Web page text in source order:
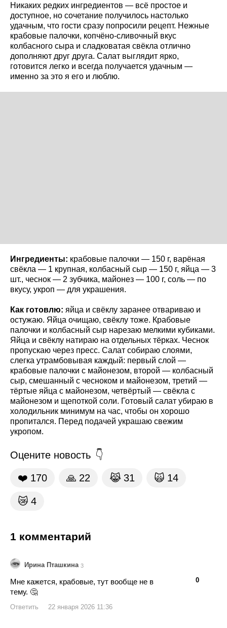
Никаких редких ингредиентов — всё простое и
доступное, но сочетание получилось настолько
удачным, что гости сразу попросили рецепт. Нежные
крабовые палочки, копчёно-сливочный вкус
колбасного сыра и сладковатая свёкла отлично
дополняют друг друга. Салат выглядит ярко,
готовится легко и всегда получается удачным —
именно за это я его и люблю.
Ингредиенты: крабовые палочки — 150 г, варёная
свёкла — 1 крупная, колбасный сыр — 150 г, яйца — 3
шт., чеснок — 2 зубчика, майонез — 100 г, соль — по
вкусу, укроп — для украшения.
Как готовлю: яйца и свёклу заранее отвариваю и
остужаю. Яйца очищаю, свёклу тоже. Крабовые
палочки и колбасный сыр нарезаю мелкими кубиками.
Яйца и свёклу натираю на отдельных тёрках. Чеснок
пропускаю через пресс. Салат собираю слоями,
слегка утрамбовывая каждый: первый слой —
крабовые палочки с майонезом, второй — колбасный
сыр, смешанный с чесноком и майонезом, третий —
тёртые яйца с майонезом, четвёртый — свёкла с
майонезом и щепоткой соли. Готовый салат убираю в
холодильник минимум на час, чтобы он хорошо
пропитался. Перед подачей украшаю свежим
укропом.
Оцените новость
❤️ 170 🙏 22 😹 31 🙀 14
😿 4
1 комментарий
Ирина Пташкина 3
0
Мне кажется, крабовые, тут вообще не в
тему. 🤔
Ответить 22 января 2026 11:36